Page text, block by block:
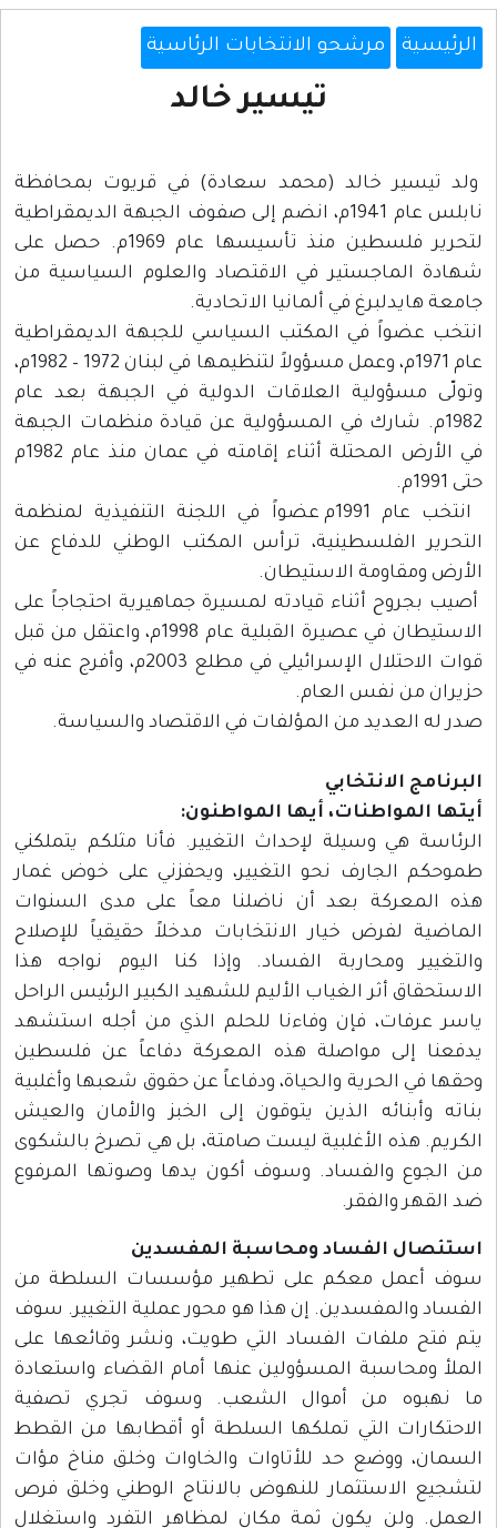
الرئيسية مرشحو الانتخابات الرئاسية
تيسير خالد
ولد تيسير خالد (محمد سعادة) في قريوت بمحافظة
نابلس عام 1941م، انضم إلى صفوف الجبهة الديمقراطية
لتحرير فلسطين منذ تأسيسها عام 1969م. حصل على
شهادة الماجستير في الاقتصاد والعلوم السياسية من
جامعة هايدلبرغ في ألمانيا الاتحادية.
انتخب عضواً في المكتب السياسي للجبهة الديمقراطية
عام 1971م، وعمل مسؤولاً لتنظيمها في لبنان 1972 – 1982م،
وتولّى مسؤولية العلاقات الدولية في الجبهة بعد عام
1982م. شارك في المسؤولية عن قيادة منظمات الجبهة
في الأرض المحتلة أثناء إقامته في عمان منذ عام 1982م
حتى 1991م.
انتخب عام 1991م عضواً في اللجنة التنفيذية لمنظمة
التحرير الفلسطينية، ترأس المكتب الوطني للدفاع عن
الأرض ومقاومة الاستيطان.
أصيب بجروح أثناء قيادته لمسيرة جماهيرية احتجاجاً على
الاستيطان في عصيرة القبلية عام 1998م، واعتقل من قبل
قوات الاحتلال الإسرائيلي في مطلع 2003م، وأفرج عنه في
حزيران من نفس العام.
صدر له العديد من المؤلفات في الاقتصاد والسياسة.
البرنامج الانتخابي
أيتها المواطنات، أيها المواطنون:
الرئاسة هي وسيلة لإحداث التغيير. فأنا مثلكم يتملكني
طموحكم الجارف نحو التغيير، ويحفزني على خوض غمار
هذه المعركة بعد أن ناضلنا معاً على مدى السنوات
الماضية لفرض خيار الانتخابات مدخلاً حقيقياً للإصلاح
والتغيير ومحاربة الفساد. وإذا كنا اليوم نواجه هذا
الاستحقاق أثر الغياب الأليم للشهيد الكبير الرئيس الراحل
ياسر عرفات، فإن وفاءنا للحلم الذي من أجله استشهد
يدفعنا إلى مواصلة هذه المعركة دفاعاً عن فلسطين
وحقها في الحرية والحياة، ودفاعاً عن حقوق شعبها وأغلبية
بناته وأبنائه الذين يتوقون إلى الخبز والأمان والعيش
الكريم. هذه الأغلبية ليست صامتة، بل هي تصرخ بالشكوى
من الجوع والفساد. وسوف أكون يدها وصوتها المرفوع
ضد القهر والفقر.
استئصال الفساد ومحاسبة المفسدين
سوف أعمل معكم على تطهير مؤسسات السلطة من
الفساد والمفسدين. إن هذا هو محور عملية التغيير. سوف
يتم فتح ملفات الفساد التي طويت، ونشر وقائعها على
الملأ ومحاسبة المسؤولين عنها أمام القضاء واستعادة
ما نهبوه من أموال الشعب. وسوف تجري تصفية
الاحتكارات التي تملكها السلطة أو أقطابها من القطط
السمان، ووضع حد للأتاوات والخاوات وخلق مناخ مؤات
لتشجيع الاستثمار للنهوض بالانتاج الوطني وخلق فرص
العمل. ولن يكون ثمة مكان لمظاهر التفرد واستغلال